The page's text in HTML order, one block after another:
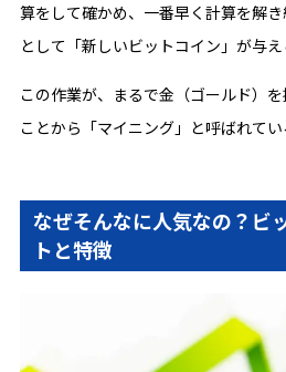
算をして確かめ、一番早く計算を解
として「新しいビットコイン」が与え
この作業が、まるで金（ゴールド）
ことから「マイニング」と呼ばれてい
なぜそんなに人気なの？ビ
トと特徴